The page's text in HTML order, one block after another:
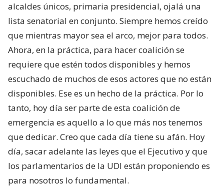
alcaldes únicos, primaria presidencial, ojalá una
lista senatorial en conjunto. Siempre hemos creído
que mientras mayor sea el arco, mejor para todos.
Ahora, en la práctica, para hacer coalición se
requiere que estén todos disponibles y hemos
escuchado de muchos de esos actores que no están
disponibles. Ese es un hecho de la práctica. Por lo
tanto, hoy día ser parte de esta coalición de
emergencia es aquello a lo que más nos tenemos
que dedicar. Creo que cada día tiene su afán. Hoy
día, sacar adelante las leyes que el Ejecutivo y que
los parlamentarios de la UDI están proponiendo es
para nosotros lo fundamental.